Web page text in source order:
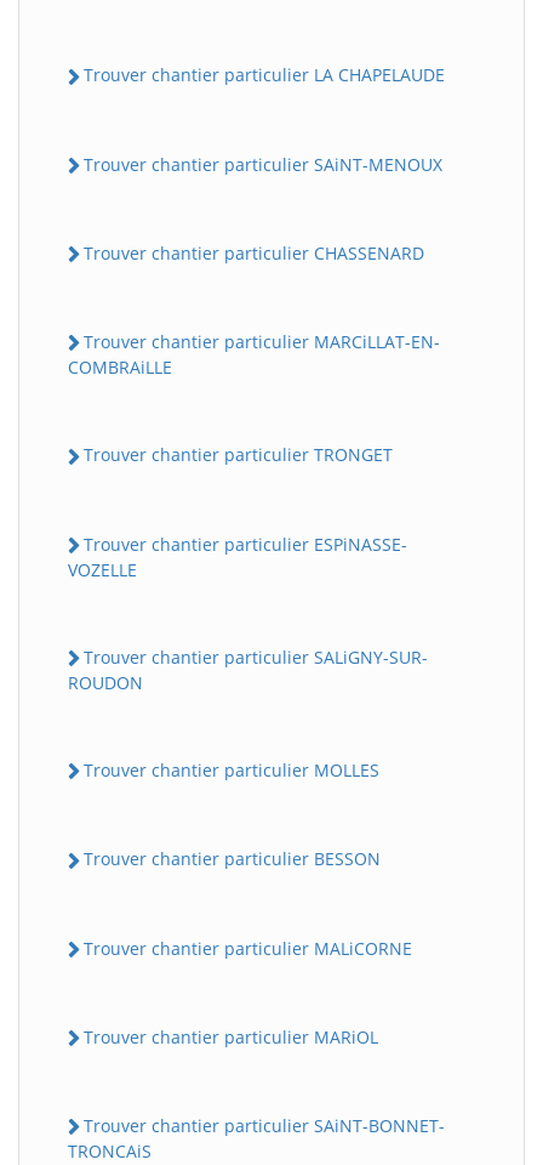
Trouver chantier particulier LA CHAPELAUDE
Trouver chantier particulier SAiNT-MENOUX
Trouver chantier particulier CHASSENARD
Trouver chantier particulier MARCiLLAT-EN-
COMBRAiLLE
Trouver chantier particulier TRONGET
Trouver chantier particulier ESPiNASSE-
VOZELLE
Trouver chantier particulier SALiGNY-SUR-
ROUDON
Trouver chantier particulier MOLLES
Trouver chantier particulier BESSON
Trouver chantier particulier MALiCORNE
Trouver chantier particulier MARiOL
Trouver chantier particulier SAiNT-BONNET-
TRONCAiS